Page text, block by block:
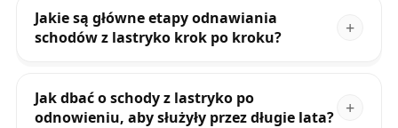
Jakie są główne etapy odnawiania
schodów z lastryko krok po kroku?
Jak dbać o schody z lastryko po
odnowieniu, aby służyły przez długie lata?